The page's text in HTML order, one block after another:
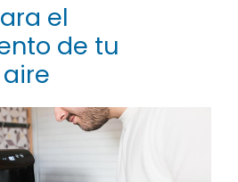
el
de tu